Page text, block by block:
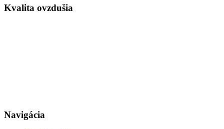
Kvalita ovzdušia
Navigácia